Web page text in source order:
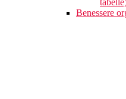
Benessere